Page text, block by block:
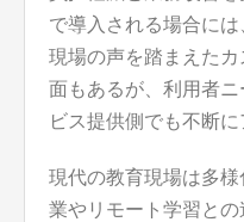
で導入される場合には
現場の声を踏まえた
面もあるが、利用者
ビス提供側でも不断
現代の教育現場は多
業やリモート学習と